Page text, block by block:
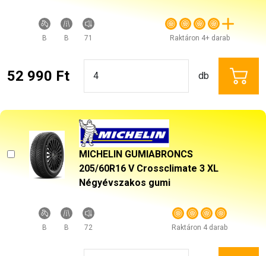
B B 71 Raktáron 4+ darab
52 990 Ft db
MICHELIN GUMIABRONCS
205/60R16 V Crossclimate 3 XL
Négyévszakos gumi
B B 72 Raktáron 4 darab